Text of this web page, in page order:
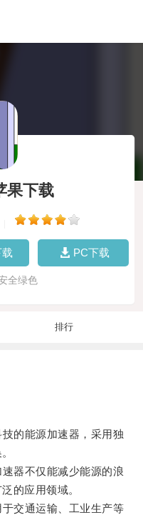
果下载
PC下载
全绿色
排行
的能源加速器，采用独
器不仅能减少能源的浪
的应用领域。
交通运输、工业生产等